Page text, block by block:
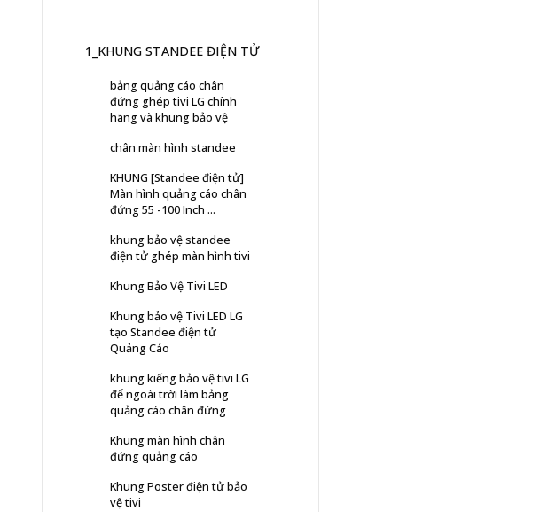
1_KHUNG STANDEE ĐIỆN TỬ
bảng quảng cáo chân
đứng ghép tivi LG chính
hãng và khung bảo vệ
chân màn hình standee
KHUNG [Standee điện tử]
Màn hình quảng cáo chân
đứng 55 -100 Inch ...
khung bảo vệ standee
điện tử ghép màn hình tivi
Khung Bảo Vệ Tivi LED
Khung bảo vệ Tivi LED LG
tạo Standee điện tử
Quảng Cáo
khung kiếng bảo vệ tivi LG
để ngoài trời làm bảng
quảng cáo chân đứng
Khung màn hình chân
đứng quảng cáo
Khung Poster điện tử bảo
vệ tivi